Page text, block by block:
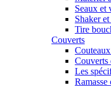
Seaux et
Shaker
Tire
Couverts
Couverts
Les
Ramasse